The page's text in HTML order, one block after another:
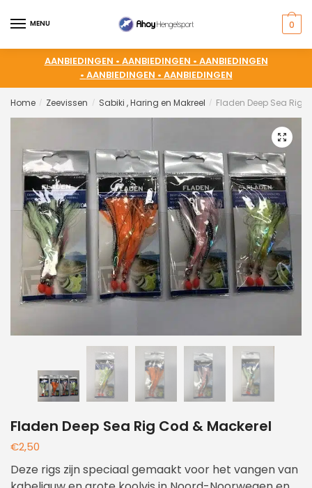
MENU 0
AANBIEDINGEN • AANBIEDINGEN • AANBIEDINGEN
• AANBIEDINGEN • AANBIEDINGEN
Home / Zeevissen / Sabiki , Haring en Makreel / Fladen Deep Sea Rig
🔍
Fladen Deep Sea Rig Cod & Mackerel
€2,50
Deze rigs zijn speciaal gemaakt voor het vangen van